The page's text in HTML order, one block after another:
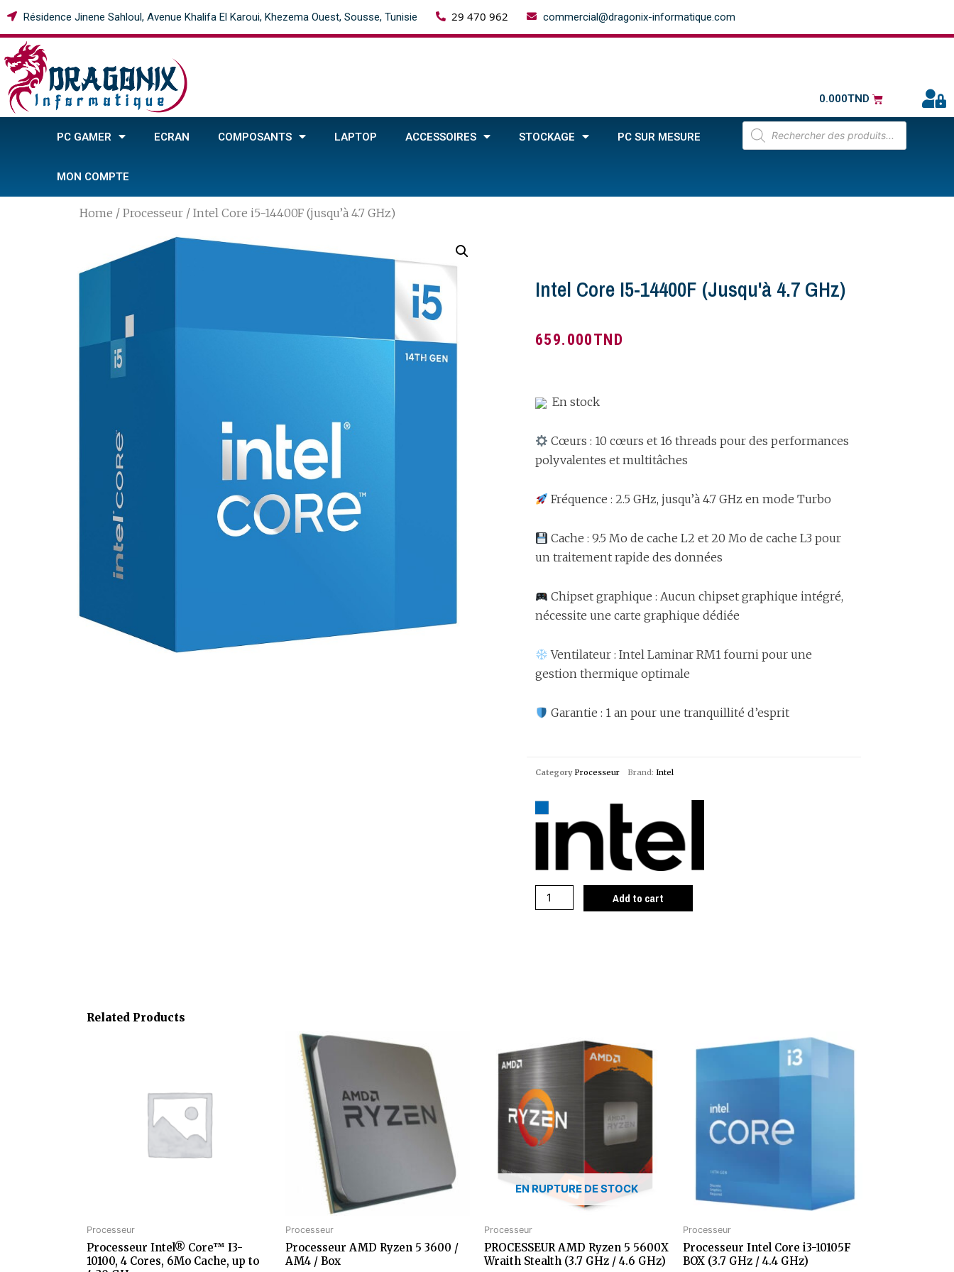
Résidence Jinene Sahloul, Avenue Khalifa El Karoui, Khezema Ouest, Sousse, Tunisie 29 470 962 commercial@dragonix-informatique.com
0.000TND
PC GAMER ECRAN COMPOSANTS LAPTOP ACCESSOIRES STOCKAGE PC SUR MESURE
MON COMPTE
Home / Processeur / Intel Core i5-14400F (jusqu’à 4.7 GHz)
Intel Core I5-14400F (jusqu'à 4.7 GHz)
659.000TND
En stock
Cœurs : 10 cœurs et 16 threads pour des performances
polyvalentes et multitâches
Fréquence : 2.5 GHz, jusqu’à 4.7 GHz en mode Turbo
Cache : 9.5 Mo de cache L2 et 20 Mo de cache L3 pour
un traitement rapide des données
Chipset graphique : Aucun chipset graphique intégré,
nécessite une carte graphique dédiée
Ventilateur : Intel Laminar RM1 fourni pour une
gestion thermique optimale
Garantie : 1 an pour une tranquillité d’esprit
Category Processeur Brand:Intel
Add to cart
Related Products
Processeur
Processeur Intel® Core™ I3-
10100, 4 Cores, 6Mo Cache, up to
Processeur
Processeur AMD Ryzen 5 3600 /
AM4 / Box
EN RUPTURE DE STOCK
Processeur
PROCESSEUR AMD Ryzen 5 5600X
Wraith Stealth (3.7 GHz / 4.6 GHz)
Processeur
Processeur Intel Core i3-10105F
BOX (3.7 GHz / 4.4 GHz)